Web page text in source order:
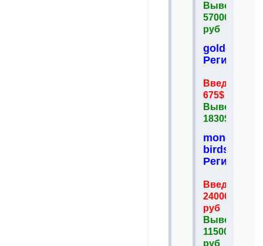
Вывел
57000
руб
Введено
675$
Вывел
1830$
money-
birds.es
Введено
24000
руб
Вывел
115000
руб